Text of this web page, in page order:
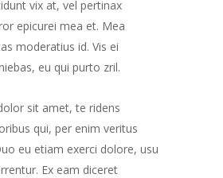
vix at, vel pertinax
epicurei mea et. Mea
moderatius id. Vis ei
eu qui purto zril.
sit amet, te ridens
qui, per enim veritus
eu etiam exerci dolore, usu
Ex eam diceret